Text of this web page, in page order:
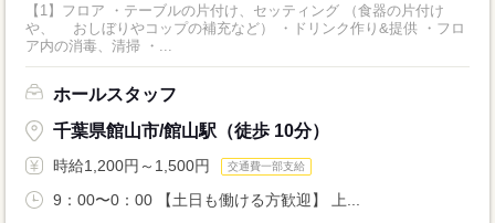
【1】フロア ・テーブルの片付け、セッティング （食器の片付け
や、 おしぼりやコップの補充など） ・ドリンク作り&提供 ・フロ
ア内の消毒、清掃 ・...
ホールスタッフ
千葉県館山市/館山駅（徒歩 10分）
時給1,200円～1,500円 交通費一部支給
9：00〜0：00 【土日も働ける方歓迎】 上...